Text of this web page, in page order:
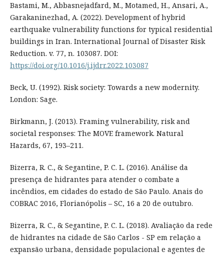
Bastami, M., Abbasnejadfard, M., Motamed, H., Ansari, A.,
Garakaninezhad, A. (2022). Development of hybrid
earthquake vulnerability functions for typical residential
buildings in Iran. International Journal of Disaster Risk
Reduction. v. 77, n. 103087. DOI:
https://doi.org/10.1016/j.ijdrr.2022.103087
Beck, U. (1992). Risk society: Towards a new modernity.
London: Sage.
Birkmann, J. (2013). Framing vulnerability, risk and
societal responses: The MOVE framework. Natural
Hazards, 67, 193–211.
Bizerra, R. C., & Segantine, P. C. L. (2016). Análise da
presença de hidrantes para atender o combate a
incêndios, em cidades do estado de São Paulo. Anais do
COBRAC 2016, Florianópolis – SC, 16 a 20 de outubro.
Bizerra, R. C., & Segantine, P. C. L. (2018). Avaliação da rede
de hidrantes na cidade de São Carlos - SP em relação a
expansão urbana, densidade populacional e agentes de